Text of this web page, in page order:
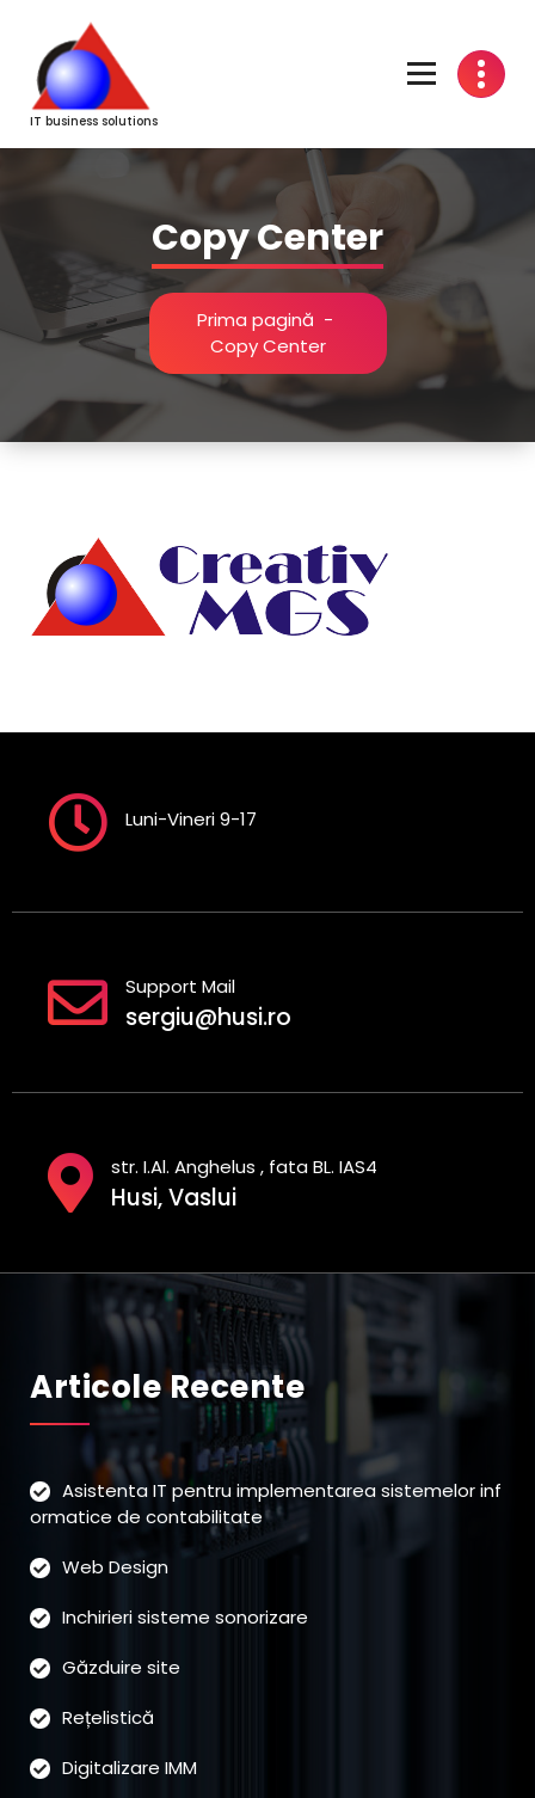
conținut
IT business solutions
Copy Center
Prima pagină -
Copy Center
Luni-Vineri 9-17
Support Mail
sergiu@husi.ro
str. I.Al. Anghelus , fata BL. IAS4
Husi, Vaslui
Articole Recente
Asistenta IT pentru implementarea sistemelor inf
ormatice de contabilitate
Web Design
Inchirieri sisteme sonorizare
Găzduire site
Rețelistică
Digitalizare IMM